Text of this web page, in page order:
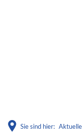
Sie sind hier: